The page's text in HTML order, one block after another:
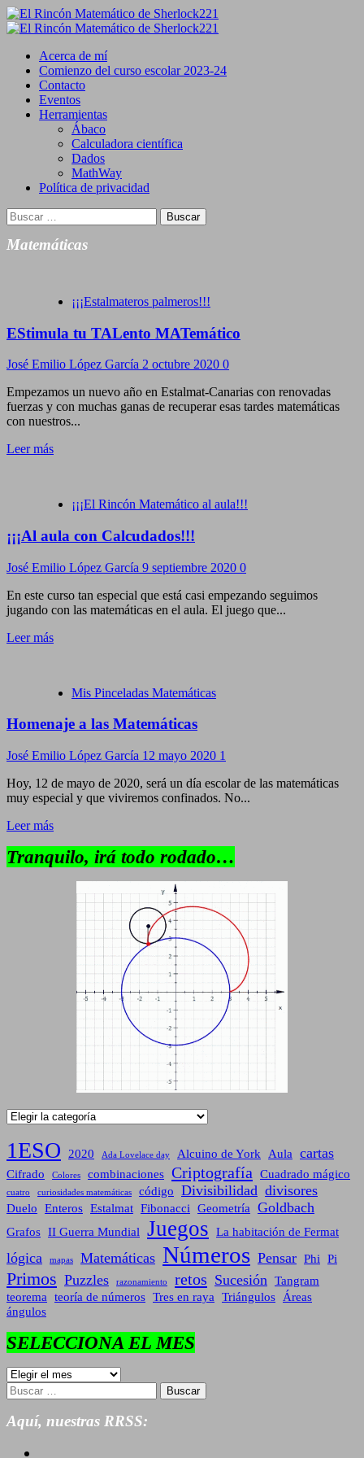
Saltar
al
Primary
Acerca de mí
Comienzo del curso escolar 2023-24
Contacto
Eventos
Herramientas
Ábaco
Calculadora científica
Dados
MathWay
Política de privacidad
Buscar:
Matemáticas
¡¡¡Estalmateros palmeros!!!
EStimula tu TALento MATemático
José Emilio López García 2 octubre 2020 0
Empezamos un nuevo año en Estalmat-Canarias con renovadas
fuerzas y con muchas ganas de recuperar esas tardes matemáticas
con nuestros...
Leer más
¡¡¡El Rincón Matemático al aula!!!
¡¡¡Al aula con Calcudados!!!
José Emilio López García 9 septiembre 2020 0
En este curso tan especial que está casi empezando seguimos
jugando con las matemáticas en el aula. El juego que...
Leer más
Mis Pinceladas Matemáticas
Homenaje a las Matemáticas
José Emilio López García 12 mayo 2020 1
Hoy, 12 de mayo de 2020, será un día escolar de las matemáticas
muy especial y que viviremos confinados. No...
Leer más
Tranquilo, irá todo rodado…
Categorías
1ESO 2020 Ada Lovelace day Alcuino de York Aula cartas
Cifrado Colores combinaciones Criptografía Cuadrado mágico
cuatro curiosidades matemáticas código Divisibilidad divisores
Duelo Enteros Estalmat Fibonacci Geometría Goldbach
Grafos II Guerra Mundial Juegos La habitación de Fermat
lógica mapas Matemáticas Números Pensar Phi Pi
Primos Puzzles razonamiento retos Sucesión Tangram
teorema
teoría de números Tres en raya Triángulos
Áreas
ángulos
SELECCIONA EL MES
SELECCIONA
EL
MES
Buscar:
Aquí, nuestras RRSS: